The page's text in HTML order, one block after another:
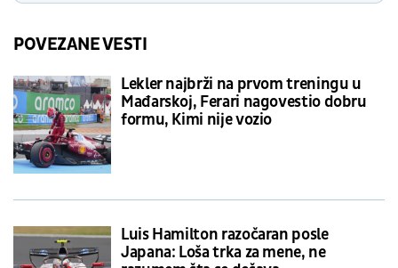
POVEZANE VESTI
Lekler najbrži na prvom treningu u
Mađarskoj, Ferari nagovestio dobru
formu, Kimi nije vozio
Luis Hamilton razočaran posle
Japana: Loša trka za mene, ne